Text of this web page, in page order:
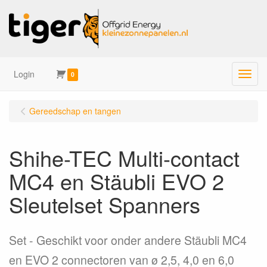
Login 0 Menu
Gereedschap en tangen
Shihe-TEC Multi-contact
MC4 en Stäubli EVO 2
Sleutelset Spanners
Set
Geschikt voor onder andere Stäubli MC4
en EVO 2 connectoren van ø 2,5, 4,0 en 6,0